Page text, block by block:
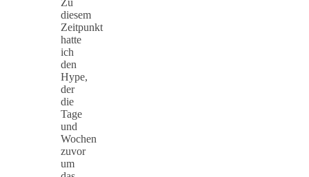
diesem
Zeitpunkt
hatte
ich
den
Hype,
der
die
Tage
und
Wochen
zuvor
um